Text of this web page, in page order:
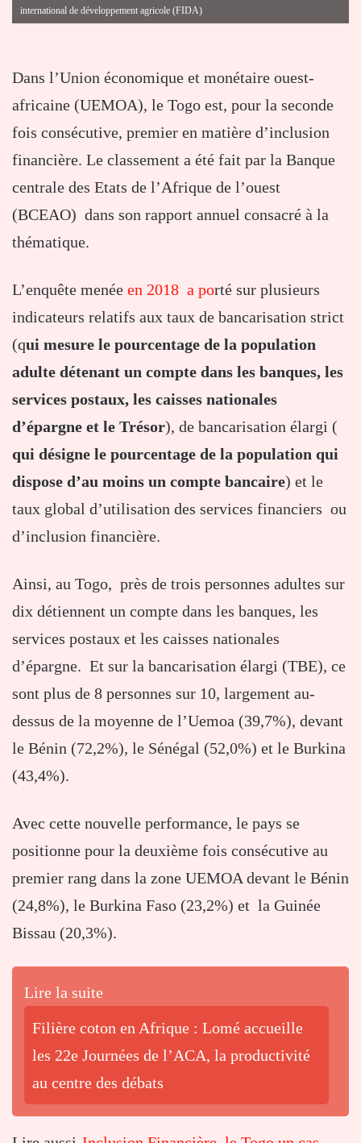
international de développement agricole (FIDA)
Dans l’Union économique et monétaire ouest-
africaine (UEMOA), le Togo est, pour la seconde
fois consécutive, premier en matière d’inclusion
financière. Le classement a été fait par la Banque
centrale des Etats de l’Afrique de l’ouest
(BCEAO) dans son rapport annuel consacré à la
thématique.
L’enquête menée en 2018 a porté sur plusieurs
indicateurs relatifs aux taux de bancarisation strict
(qui mesure le pourcentage de la population
adulte détenant un compte dans les banques, les
services postaux, les caisses nationales
d’épargne et le Trésor), de bancarisation élargi (
qui désigne le pourcentage de la population qui
dispose d’au moins un compte bancaire) et le
taux global d’utilisation des services financiers ou
d’inclusion financière.
Ainsi, au Togo, près de trois personnes adultes sur
dix détiennent un compte dans les banques, les
services postaux et les caisses nationales
d’épargne. Et sur la bancarisation élargi (TBE), ce
sont plus de 8 personnes sur 10, largement au-
dessus de la moyenne de l’Uemoa (39,7%), devant
le Bénin (72,2%), le Sénégal (52,0%) et le Burkina
(43,4%).
Avec cette nouvelle performance, le pays se
positionne pour la deuxième fois consécutive au
premier rang dans la zone UEMOA devant le Bénin
(24,8%), le Burkina Faso (23,2%) et la Guinée
Bissau (20,3%).
Lire la suite
Filière coton en Afrique : Lomé accueille
les 22e Journées de l’ACA, la productivité
au centre des débats